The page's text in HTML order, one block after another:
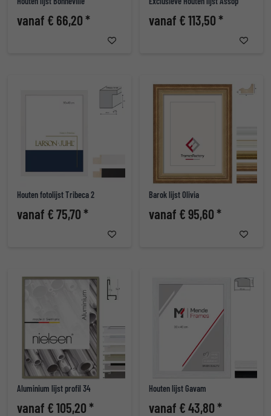
vanaf € 66,20 * vanaf € 113,50 *
Houten fotolijst Tribeca 2
vanaf € 75,70 *
Barok lijst Olivia
vanaf € 95,60 *
Aluminium lijst profil 34
vanaf € 105,20 *
Houten lijst Gavam
vanaf € 43,80 *